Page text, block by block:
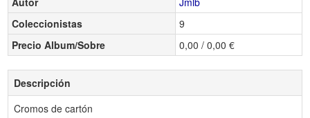
Coleccionistas
9
Precio Album/Sobre
0,00 / 0,00 €
Descripción
Cromos de cartón